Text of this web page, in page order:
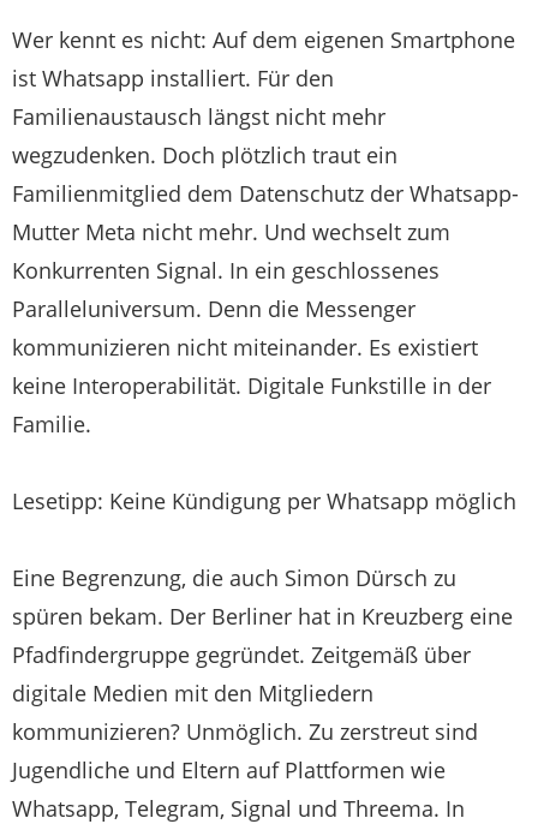
Wer kennt es nicht: Auf dem eigenen Smartphone
ist Whatsapp installiert. Für den
Familienaustausch längst nicht mehr
wegzudenken. Doch plötzlich traut ein
Familienmitglied dem Datenschutz der Whatsapp-
Mutter Meta nicht mehr. Und wechselt zum
Konkurrenten Signal. In ein geschlossenes
Paralleluniversum. Denn die Messenger
kommunizieren nicht miteinander. Es existiert
keine Interoperabilität. Digitale Funkstille in der
Familie.
Lesetipp: Keine Kündigung per Whatsapp möglich
Eine Begrenzung, die auch Simon Dürsch zu
spüren bekam. Der Berliner hat in Kreuzberg eine
Pfadfindergruppe gegründet. Zeitgemäß über
digitale Medien mit den Mitgliedern
kommunizieren? Unmöglich. Zu zerstreut sind
Jugendliche und Eltern auf Plattformen wie
Whatsapp, Telegram, Signal und Threema. In